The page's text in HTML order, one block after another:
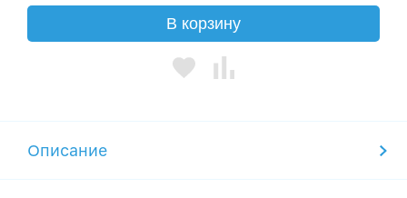
В корзину
Описание